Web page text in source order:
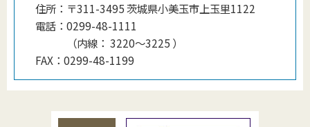
住所： 〒311-3495 茨城県小美玉市上玉里1122
電話： 0299-48-1111
（内線 ： 3220〜3225 ）
FAX： 0299-48-1199